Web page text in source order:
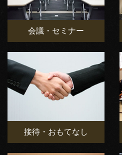
会議・セミナー
接待・おもてなし